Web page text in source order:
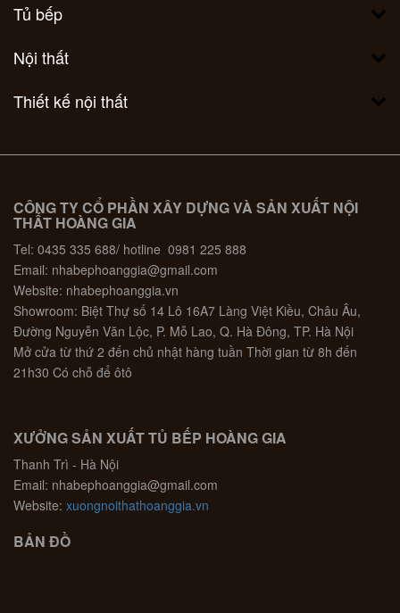
Tủ bếp
Nội thất
Thiết kế nội thất
CÔNG TY CỔ PHẦN XÂY DỰNG VÀ SẢN XUẤT NỘI
THẤT HOÀNG GIA
Tel: 0435 335 688/ hotline 0981 225 888
Email: nhabephoanggia@gmail.com
Website: nhabephoanggia.vn
Showroom: Biệt Thự số 14 Lô 16A7 Làng Việt Kiều, Châu Âu,
Đường Nguyễn Văn Lộc, P. Mỗ Lao, Q. Hà Đông, TP. Hà Nội
Mở cửa từ thứ 2 đến chủ nhật hàng tuần Thời gian từ 8h đến
21h30 Có chỗ để ôtô
XƯỞNG SẢN XUẤT TỦ BẾP HOÀNG GIA
Thanh Trì - Hà Nội
Email: nhabephoanggia@gmail.com
Website: xuongnoithathoanggia.vn
BẢN ĐỒ